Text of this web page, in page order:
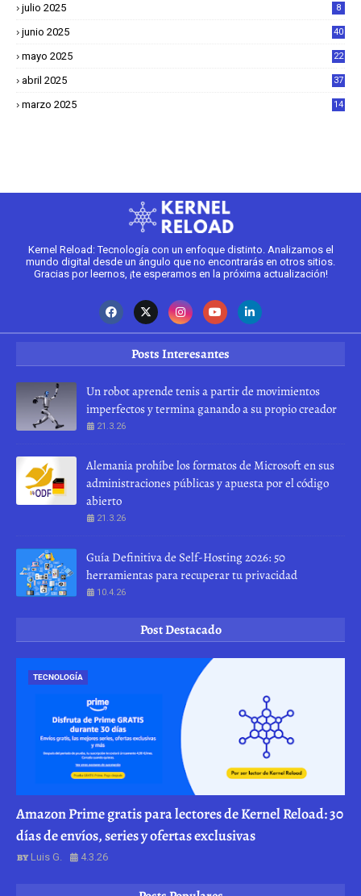
julio 2025 8
junio 2025 40
mayo 2025
22
abril 2025
37
marzo 2025
14
Kernel Reload: Tecnología con un enfoque distinto. Analizamos el
mundo digital desde un ángulo que no encontrarás en otros sitios.
Gracias por leernos, ¡te esperamos en la próxima actualización!
Posts Interesantes
Un robot aprende tenis a partir de movimientos
imperfectos y termina ganando a su propio creador
21.3.26
Alemania prohíbe los formatos de Microsoft en sus
administraciones públicas y apuesta por el código
abierto
21.3.26
Guía Definitiva de Self-Hosting 2026: 50
herramientas para recuperar tu privacidad
10.4.26
Post Destacado
TECNOLOGÍA
Amazon Prime gratis para lectores de Kernel Reload: 30
días de envíos, series y ofertas exclusivas
Luis G. 4.3.26